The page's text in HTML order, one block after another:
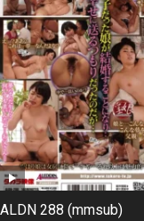
ALDN 288 (mmsub)